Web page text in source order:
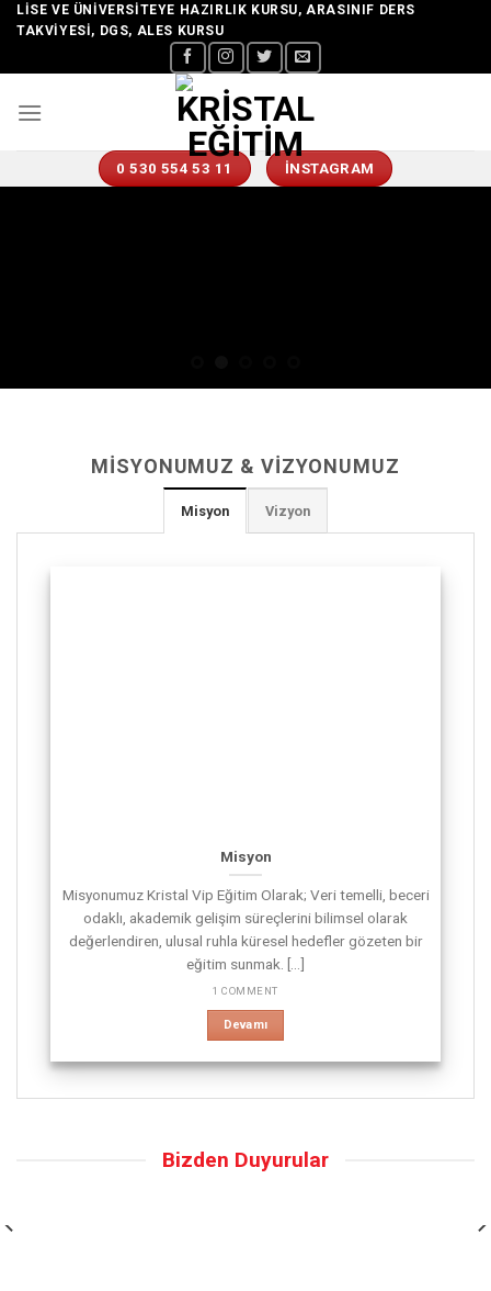
SkipLISE VE ÜNIVERSITEYE HAZIRLIK KURSU, ARASINIF DERS
TAKVIYESI, DGS, ALES KURSU
0 530 554 53 11 İNSTAGRAM
MISYONUMUZ & VIZYONUMUZ
Misyon Vizyon
Misyon
Misyonumuz Kristal Vip Eğitim Olarak; Veri temelli, beceri
odaklı, akademik gelişim süreçlerini bilimsel olarak
değerlendiren, ulusal ruhla küresel hedefler gözeten bir
eğitim sunmak. [...]
1 COMMENT
Devamı
Bizden Duyurular